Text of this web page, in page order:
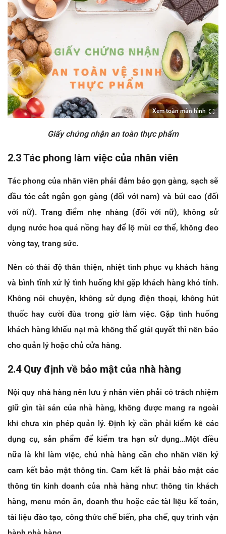
Xem toàn màn hình
Giấy chứng nhận an toàn thực phẩm
2.3 Tác phong làm việc của nhân viên
Tác phong của nhân viên phải đảm bảo gọn gàng, sạch sẽ
đầu tóc cắt ngắn gọn gàng (đối với nam) và búi cao (đối
với nữ). Trang điểm nhẹ nhàng (đối với nữ), không sử
dụng nước hoa quá nồng hay để lộ mùi cơ thể, không đeo
vòng tay, trang sức.
Nên có thái độ thân thiện, nhiệt tình phục vụ khách hàng
và bình tĩnh xử lý tình huống khi gặp khách hàng khó tính.
Không nói chuyện, không sử dụng điện thoại, không hút
thuốc hay cười đùa trong giờ làm việc. Gặp tình huống
khách hàng khiếu nại mà không thể giải quyết thì nên báo
cho quản lý hoặc chủ cửa hàng.
2.4 Quy định về bảo mật của nhà hàng
Nội quy nhà hàng nên lưu ý nhân viên phải có trách nhiệm
giữ gìn tài sản của nhà hàng, không được mang ra ngoài
khi chưa xin phép quản lý. Định kỳ cần phải kiểm kê các
dụng cụ, sản phẩm để kiểm tra hạn sử dụng…Một điều
nữa là khi làm việc, chủ nhà hàng cần cho nhân viên ký
cam kết bảo mật thông tin. Cam kết là phải bảo mật các
thông tin kinh doanh của nhà hàng như: thông tin khách
hàng, menu món ăn, doanh thu hoặc các tài liệu kế toán,
tài liệu đào tạo, công thức chế biến, pha chế, quy trình vận